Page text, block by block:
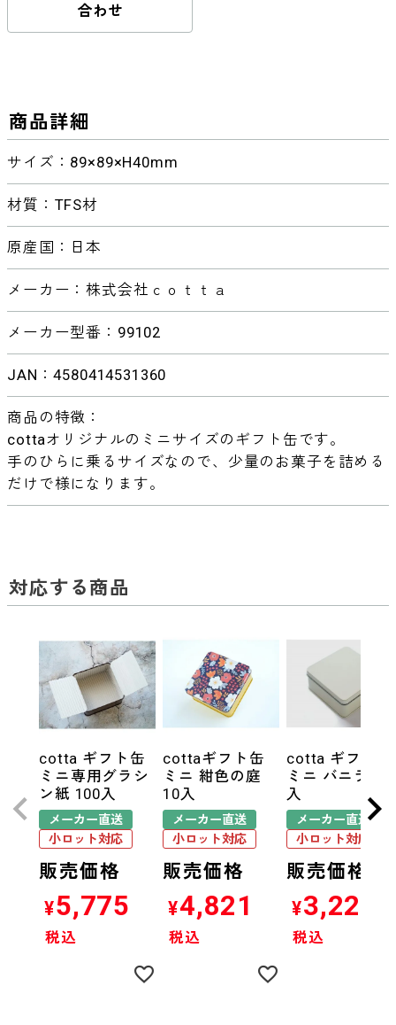
合わせ
商品詳細
サイズ：89×89×H40mm
材質：TFS材
原産国：日本
メーカー：株式会社ｃｏｔｔａ
メーカー型番：99102
JAN：4580414531360
商品の特徴：
cottaオリジナルのミニサイズのギフト缶です。
手のひらに乗るサイズなので、少量のお菓子を詰める
だけで様になります。
対応する商品
cotta ギフト缶
ミニ専用グラシ
ン紙 100入
メーカー直送
小ロット対応
販売価格
¥5,775
税込
cottaギフト缶
ミニ 紺色の庭
10入
メーカー直送
小ロット対応
販売価格
¥4,821
税込
cotta ギフト缶
ミニ バニラ 10
入
メーカー直送
小ロット対応
販売価格
¥3,226
税込